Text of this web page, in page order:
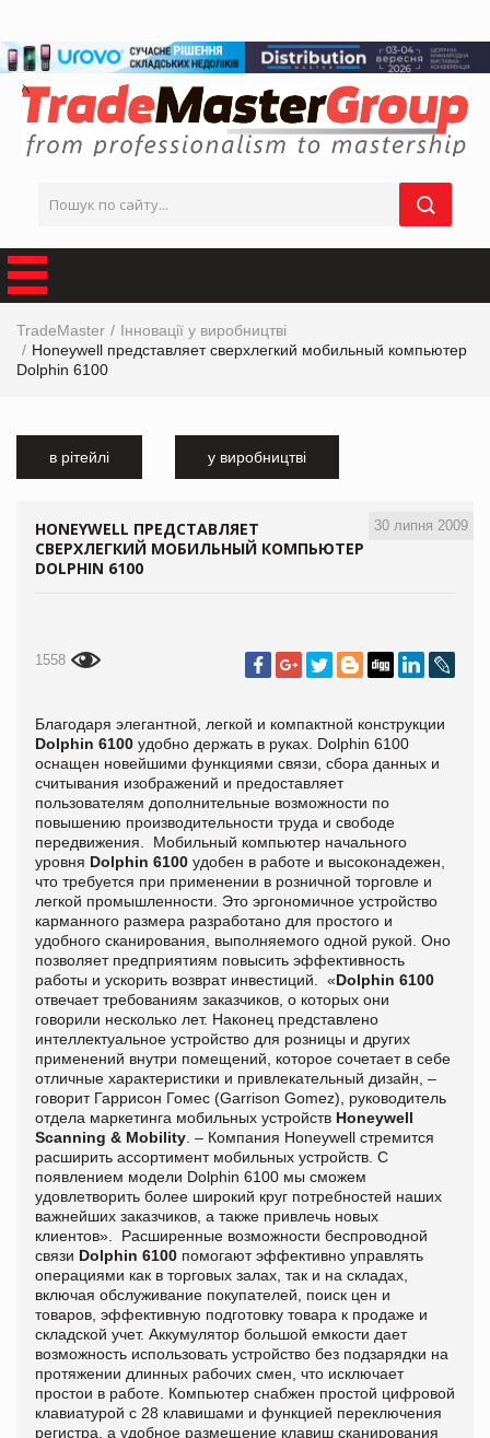
TradeMaster
Інновації у виробництві
Honeywell представляет сверхлегкий мобильный компьютер
Dolphin 6100
в рітейлі у виробництві
30 липня 2009
HONEYWELL ПРЕДСТАВЛЯЕТ
СВЕРХЛЕГКИЙ МОБИЛЬНЫЙ КОМПЬЮТЕР
DOLPHIN 6100
1558
Благодаря элегантной, легкой и компактной конструкции
Dolphin 6100 удобно держать в руках. Dolphin 6100
оснащен новейшими функциями связи, сбора данных и
считывания изображений и предоставляет
пользователям дополнительные возможности по
повышению производительности труда и свободе
передвижения. Мобильный компьютер начального
уровня Dolphin 6100 удобен в работе и высоконадежен,
что требуется при применении в розничной торговле и
легкой промышленности. Это эргономичное устройство
карманного размера разработано для простого и
удобного сканирования, выполняемого одной рукой. Оно
позволяет предприятиям повысить эффективность
работы и ускорить возврат инвестиций. «Dolphin 6100
отвечает требованиям заказчиков, о которых они
говорили несколько лет. Наконец представлено
интеллектуальное устройство для розницы и других
применений внутри помещений, которое сочетает в себе
отличные характеристики и привлекательный дизайн, –
говорит Гаррисон Гомес (Garrison Gomez), руководитель
отдела маркетинга мобильных устройств Honeywell
Scanning & Mobility . – Компания Honeywell стремится
расширить ассортимент мобильных устройств. С
появлением модели Dolphin 6100 мы сможем
удовлетворить более широкий круг потребностей наших
важнейших заказчиков, а также привлечь новых
клиентов». Расширенные возможности беспроводной
связи Dolphin 6100 помогают эффективно управлять
операциями как в торговых залах, так и на складах,
включая обслуживание покупателей, поиск цен и
товаров, эффективную подготовку товара к продаже и
складской учет. Аккумулятор большой емкости дает
возможность использовать устройство без подзарядки на
протяжении длинных рабочих смен, что исключает
простои в работе. Компьютер снабжен простой цифровой
клавиатурой с 28 клавишами и функцией переключения
регистра, а удобное размещение клавиш сканирования